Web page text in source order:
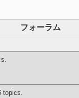
フォーラム
topics.